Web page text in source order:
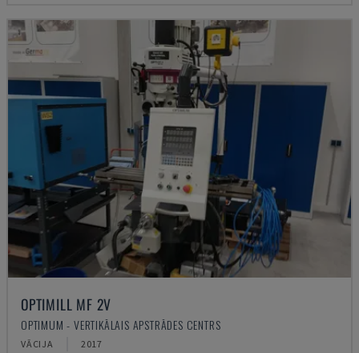
OPTIMILL MF 2V
OPTIMUM - VERTIKĀLAIS APSTRĀDES CENTRS
VĀCIJA 2017